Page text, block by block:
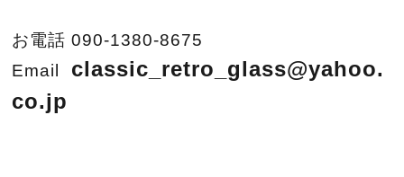
お電話 090-1380-8675
Email
classic_retro_glass@yahoo.
co.jp